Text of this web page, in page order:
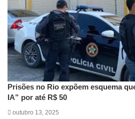
Prisões no Rio expõem esquema
IA” por até R$ 50
outubro 13, 2025